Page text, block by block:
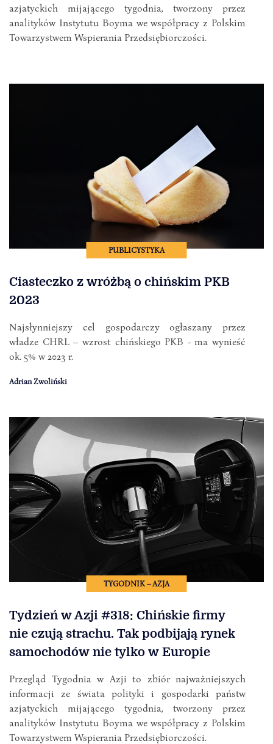
azjatyckich mijającego tygodnia, tworzony przez
analityków Instytutu Boyma we współpracy z Polskim
Towarzystwem Wspierania Przedsiębiorczości.
PUBLICYSTYKA
Ciasteczko z wróżbą o chińskim PKB
2023
Najsłynniejszy cel gospodarczy ogłaszany przez
władze CHRL – wzrost chińskiego PKB - ma wynieść
ok. 5% w 2023 r.
Adrian Zwoliński
TYGODNIK – AZJA
Tydzień w Azji #318: Chińskie firmy
nie czują strachu. Tak podbijają rynek
samochodów nie tylko w Europie
Przegląd Tygodnia w Azji to zbiór najważniejszych
informacji ze świata polityki i gospodarki państw
azjatyckich mijającego tygodnia, tworzony przez
analityków Instytutu Boyma we współpracy z Polskim
Towarzystwem Wspierania Przedsiębiorczości.